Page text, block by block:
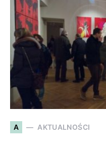
A AKTUALNOŚCI